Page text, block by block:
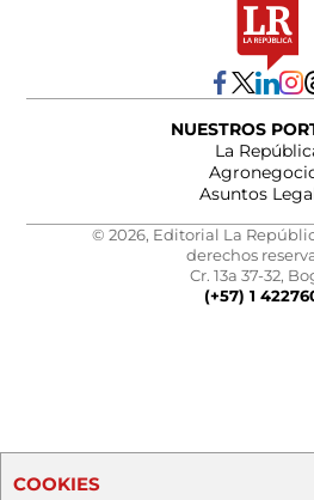
NUESTROS
La
Asuntos
© 2026, Editorial La
derechos
Cr. 13a 37-32,
(+57) 1
COOKIES